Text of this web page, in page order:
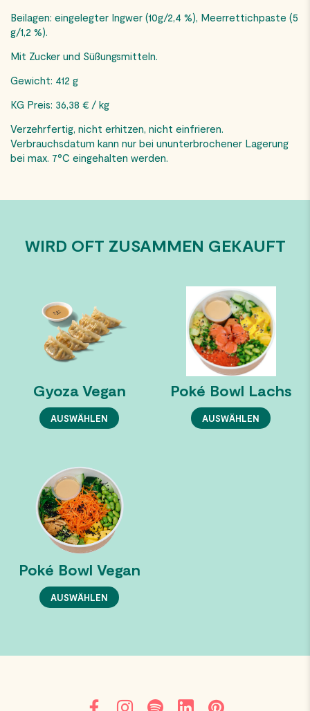
Beilagen: eingelegter Ingwer (10g/2,4 %), Meerrettichpaste (5
g/1,2 %).
Mit Zucker und Süßungsmitteln.
Gewicht: 412 g
KG Preis: 36,38 € / kg
Verzehrfertig, nicht erhitzen, nicht einfrieren.
Verbrauchsdatum kann nur bei ununterbrochener Lagerung
bei max. 7°C eingehalten werden.
WIRD OFT ZUSAMMEN GEKAUFT
Gyoza Vegan
AUSWÄHLEN
Poké Bowl Lachs
AUSWÄHLEN
Poké Bowl Vegan
AUSWÄHLEN